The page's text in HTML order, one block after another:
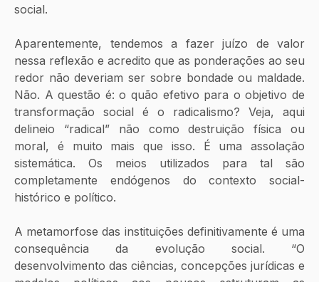
social.
Aparentemente, tendemos a fazer juízo de valor
nessa reflexão e acredito que as ponderações ao seu
redor não deveriam ser sobre bondade ou maldade.
Não. A questão é: o quão efetivo para o objetivo de
transformação social é o radicalismo? Veja, aqui
delineio “radical” não como destruição física ou
moral, é muito mais que isso. É uma assolação
sistemática. Os meios utilizados para tal são
completamente endógenos do contexto social-
histórico e político.
A metamorfose das instituições definitivamente é uma
consequência da evolução social. “O
desenvolvimento das ciências, concepções jurídicas e